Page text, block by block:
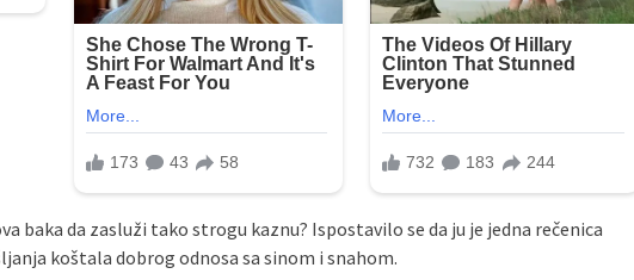
baka da zasluži tako strogu kaznu? Ispostavilo se da ju je jedna rečenica
koštala dobrog odnosa sa sinom i snahom.